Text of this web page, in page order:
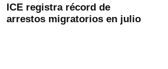
ICE registra récord de
arrestos migratorios en julio